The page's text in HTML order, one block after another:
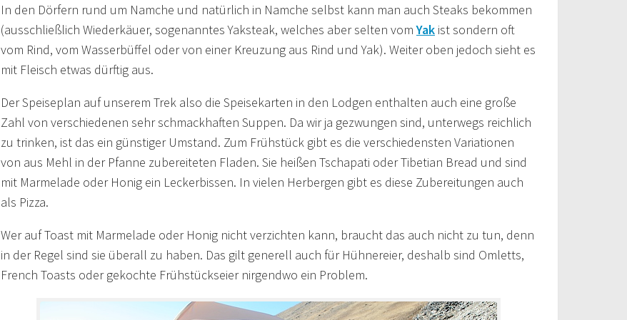
In den Dörfern rund um Namche und natürlich in Namche selbst kann man auch Steaks bekommen
(ausschließlich Wiederkäuer, sogenanntes Yaksteak, welches aber selten vomYak ist sondern oft
vom Rind, vom Wasserbüffel oder von einer Kreuzung aus Rind und Yak). Weiter oben jedoch sieht es
mit Fleisch etwas dürftig aus.
Der Speiseplan auf unserem Trek also die Speisekarten in den Lodgen enthalten auch eine große
Zahl von verschiedenen sehr schmackhaften Suppen. Da wir ja gezwungen sind, unterwegs reichlich
zu trinken, ist das ein günstiger Umstand. Zum Frühstück gibt es die verschiedensten Variationen
von aus Mehl in der Pfanne zubereiteten Fladen. Sie heißen Tschapati oder Tibetian Bread und sind
mit Marmelade oder Honig ein Leckerbissen. In vielen Herbergen gibt es diese Zubereitungen auch
als Pizza.
Wer auf Toast mit Marmelade oder Honig nicht verzichten kann, braucht das auch nicht zu tun, denn
in der Regel sind sie überall zu haben. Das gilt generell auch für Hühnereier, deshalb sind Omletts,
French Toasts oder gekochte Frühstückseier nirgendwo ein Problem.